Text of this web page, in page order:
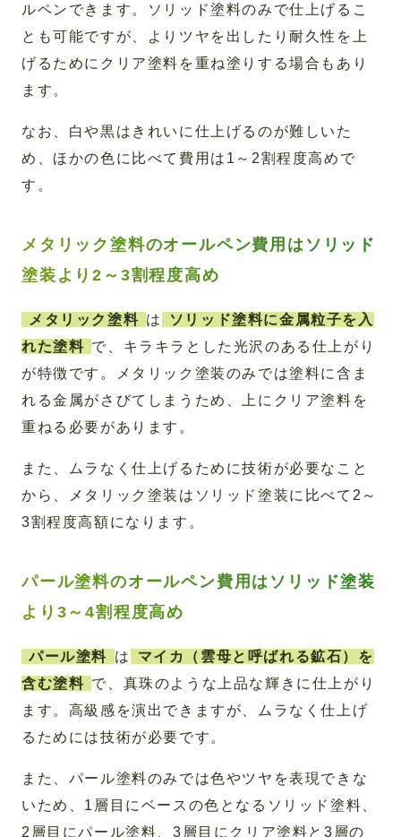
ルペンできます。ソリッド塗料のみで仕上げるこ
とも可能ですが、よりツヤを出したり耐久性を上
げるためにクリア塗料を重ね塗りする場合もあり
ます。
なお、白や黒はきれいに仕上げるのが難しいた
め、ほかの色に比べて費用は1～2割程度高めで
す。
メタリック塗料のオールペン費用はソリッド
塗装より2～3割程度高め
メタリック塗料 は
ソリッド塗料に金属粒子を入
れた塗料 で、キラキラとした光沢のある仕上がり
が特徴です。メタリック塗装のみでは塗料に含ま
れる金属がさびてしまうため、上にクリア塗料を
重ねる必要があります。
また、ムラなく仕上げるために技術が必要なこと
から、メタリック塗装はソリッド塗装に比べて2～
3割程度高額になります。
パール塗料のオールペン費用はソリッド塗装
より3～4割程度高め
パール塗料 は
マイカ（雲母と呼ばれる鉱石）を
含む塗料 で、真珠のような上品な輝きに仕上がり
ます。高級感を演出できますが、ムラなく仕上げ
るためには技術が必要です。
また、パール塗料のみでは色やツヤを表現できな
いため、1層目にベースの色となるソリッド塗料、
2層目にパール塗料、3層目にクリア塗料と3層の